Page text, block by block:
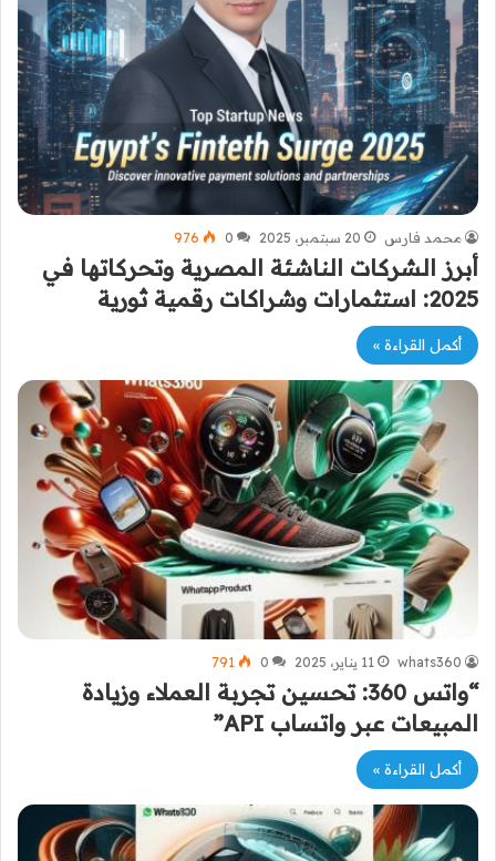
محمد فارس 20 سبتمبر، 2025 0
976
أبرز الشركات الناشئة المصرية وتحركاتها في
2025: استثمارات وشراكات رقمية ثورية
أكمل القراءة »
whats360 11 يناير، 2025 0
791
“واتس 360: تحسين تجربة العملاء وزيادة
المبيعات عبر واتساب API”
أكمل القراءة »